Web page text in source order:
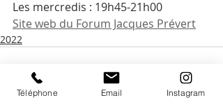
Les mercredis : 19h45-21h00
Site web du Forum Jacques Prévert
2022
Téléphone Email Instagram